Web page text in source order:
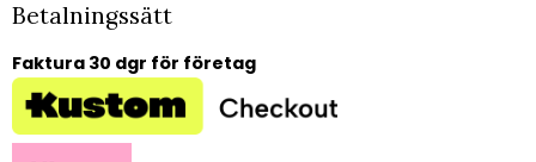
Betalningssätt
Faktura 30 dgr för företag